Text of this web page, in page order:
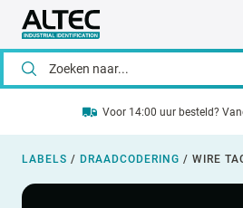
Voor 14:00 uur besteld?
LABELS / DRAADCODERING / WIRE